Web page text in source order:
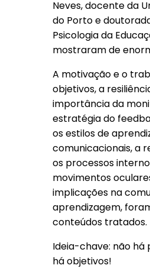
Neves, docente da
do Porto e
Psicologia da
mostraram de
A motivação e o
objetivos, a
importância da
estratégia do
os estilos de
comunicacionais, a
os processos
movimentos
implicações na
aprendizagem,
conteúdos tratados.
Ideia-chave: não há
há objetivos!